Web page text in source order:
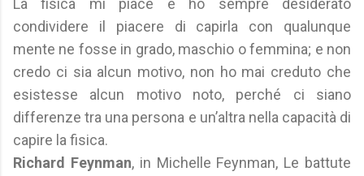
La fisica mi piace e ho sempre desiderato
condividere il piacere di capirla con qualunque
mente ne fosse in grado, maschio o femmina; e non
credo ci sia alcun motivo, non ho mai creduto che
esistesse alcun motivo noto, perché ci siano
differenze tra una persona e un’altra nella capacità di
capire la fisica.
Richard Feynman, in Michelle Feynman, Le battute